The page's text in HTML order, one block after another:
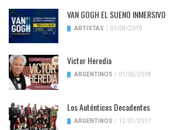
VAN GOGH EL SUENO INMERSIVO
ARTISTAS / 01/04/2019
Victor Heredia
ARGENTINOS / 01/02/2018
Los Auténticos Decadentes
ARGENTINOS / 12/01/2017